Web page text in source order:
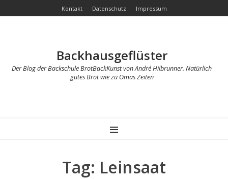
Kontakt Datenschutz Impressum
Backhausgeflüster
Der Blog der Backschule BrotBackKunst von André Hilbrunner. Natürlich
gutes Brot wie zu Omas Zeiten
MENU
Tag: Leinsaat